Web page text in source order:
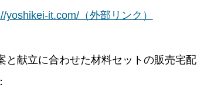
yoshikei-it.com/（外部リンク）
と献立に合わせた材料セットの販売宅配